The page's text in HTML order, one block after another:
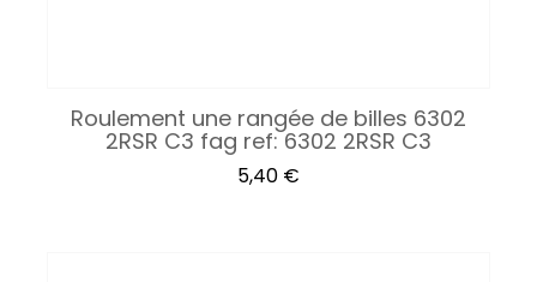
Roulement une rangée de billes 6302
2RSR C3 fag ref: 6302 2RSR C3
Prix
5,40 €